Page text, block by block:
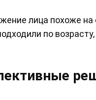
лица похоже на
по